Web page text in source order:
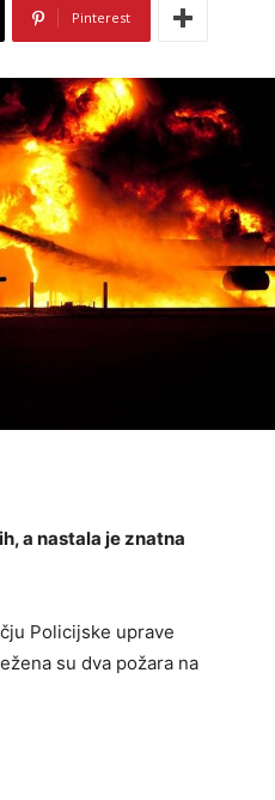
Pinterest
a nastala je znatna
Policijske uprave
su dva požara na